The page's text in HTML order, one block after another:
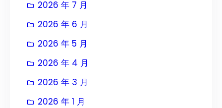
2026 年 7 月
2026 年 6 月
2026 年 5 月
2026 年 4 月
2026 年 3 月
2026 年 1 月